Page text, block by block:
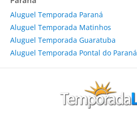
Aluguel Temporada Paraná
Aluguel Temporada Matinhos
Aluguel Temporada Guaratuba
Aluguel Temporada Pontal do Paraná